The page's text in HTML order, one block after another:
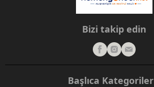
Bizi takip edin
Başlıca Kategoriler